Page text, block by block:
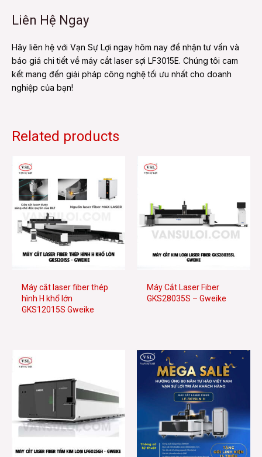
Liên Hệ Ngay
Hãy liên hệ với Vạn Sự Lợi ngay hôm nay để nhận tư vấn và
báo giá chi tiết về máy cắt laser sợi LF3015E. Chúng tôi cam
kết mang đến giải pháp công nghệ tối ưu nhất cho doanh
nghiệp của bạn!
Related products
Máy cắt laser fiber thép
hình H khổ lớn
GKS12015S Gweike
Máy Cắt Laser Fiber
GKS28035S – Gweike